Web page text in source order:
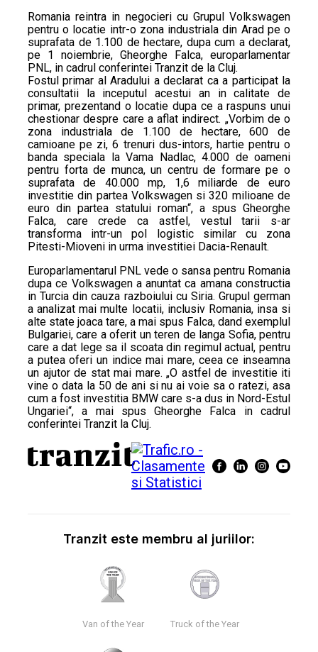
Romania reintra in negocieri cu Grupul Volkswagen
pentru o locatie intr-o zona industriala din Arad pe o
suprafata de 1.100 de hectare, dupa cum a declarat,
pe 1 noiembrie, Gheorghe Falca, europarlamentar
PNL, in cadrul conferintei Tranzit de la Cluj.
Fostul primar al Aradului a declarat ca a participat la
consultatii la inceputul acestui an in calitate de
primar, prezentand o locatie dupa ce a raspuns unui
chestionar despre care a aflat indirect. „Vorbim de o
zona industriala de 1.100 de hectare, 600 de
camioane pe zi, 6 trenuri dus-intors, hartie pentru o
banda speciala la Vama Nadlac, 4.000 de oameni
pentru forta de munca, un centru de formare pe o
suprafata de 40.000 mp, 1,6 miliarde de euro
investitie din partea Volkswagen si 320 milioane de
euro din partea statului roman“, a spus Gheorghe
Falca, care crede ca astfel, vestul tarii s-ar
transforma intr-un pol logistic similar cu zona
Pitesti-Mioveni in urma investitiei Dacia-Renault.
Europarlamentarul PNL vede o sansa pentru Romania
dupa ce Volkswagen a anuntat ca amana constructia
in Turcia din cauza razboiului cu Siria. Grupul german
a analizat mai multe locatii, inclusiv Romania, insa si
alte state joaca tare, a mai spus Falca, dand exemplul
Bulgariei, care a oferit un teren de langa Sofia, pentru
care a dat lege sa il scoata din regimul actual, pentru
a putea oferi un indice mai mare, ceea ce inseamna
un ajutor de stat mai mare. „O astfel de investitie iti
vine o data la 50 de ani si nu ai voie sa o ratezi, asa
cum a fost investitia BMW care s-a dus in Nord-Estul
Ungariei“, a mai spus Gheorghe Falca in cadrul
conferintei Tranzit la Cluj.
Tranzit este membru al juriilor:
Van of the Year Truck of the Year